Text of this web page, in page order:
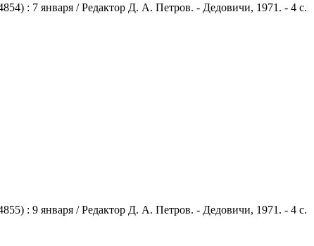
: 7 января / Редактор Д. А. Петров. - Дедовичи, 1971. - 4 с.
: 9 января / Редактор Д. А. Петров. - Дедовичи, 1971. - 4 с.